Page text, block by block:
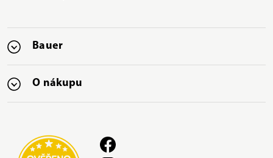
Bauer
O nákupu